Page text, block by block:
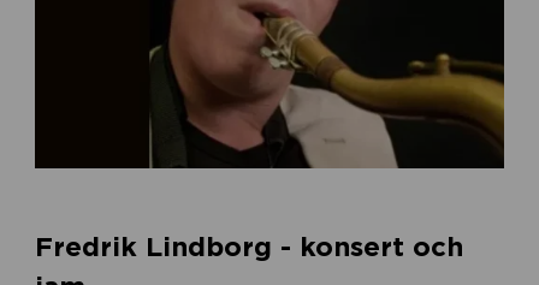
Fredrik Lindborg - konsert och